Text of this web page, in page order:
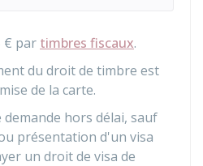
€ par timbres fiscaux.
du droit de timbre est
de la carte.
hors délai, sauf
présentation d'un visa
un droit de visa de